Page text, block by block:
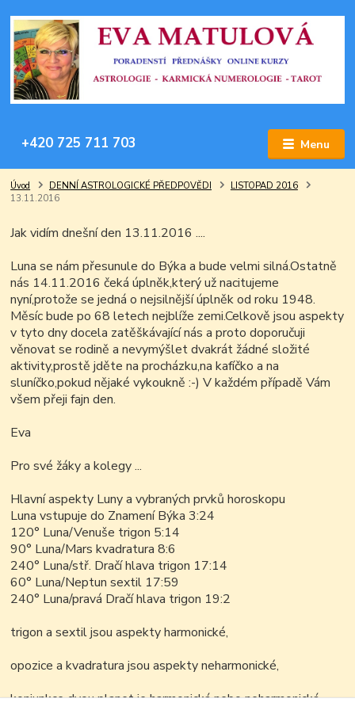
Menu
+420 725 711 703
Úvod DENNÍ ASTROLOGICKÉ PŘEDPOVĚDI
LISTOPAD 2016
13.11.2016
Jak vidím dnešní den 13.11.2016 ....
Luna se nám přesunule do Býka a bude velmi silná.Ostatně
nás 14.11.2016 čeká úplněk,který už nacitujeme
nyní,protože se jedná o nejsilnější úplněk od roku 1948.
Měsíc bude po 68 letech nejblíže zemi.Celkově jsou aspekty
v tyto dny docela zatěškávající nás a proto doporučuji
věnovat se rodině a nevymýšlet dvakrát žádné složité
aktivity,prostě jděte na procházku,na kafíčko a na
sluníčko,pokud nějaké vykoukně :-) V každém případě Vám
všem přeji fajn den.
Eva
Pro své žáky a kolegy ...
Hlavní aspekty Luny a vybraných prvků horoskopu
Luna vstupuje do Znamení Býka 3:24
120° Luna/Venuše trigon 5:14
90° Luna/Mars kvadratura 8:6
240° Luna/stř. Dračí hlava trigon 17:14
60° Luna/Neptun sextil 17:59
240° Luna/pravá Dračí hlava trigon 19:2
trigon a sextil jsou aspekty harmonické,
opozice a kvadratura jsou aspekty neharmonické,
konjunkce dvou planet je harmonická nebo neharmonická